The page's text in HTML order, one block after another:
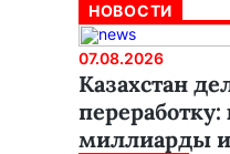
НОВОСТИ
07.08.2026
Казахстан
миллиарды